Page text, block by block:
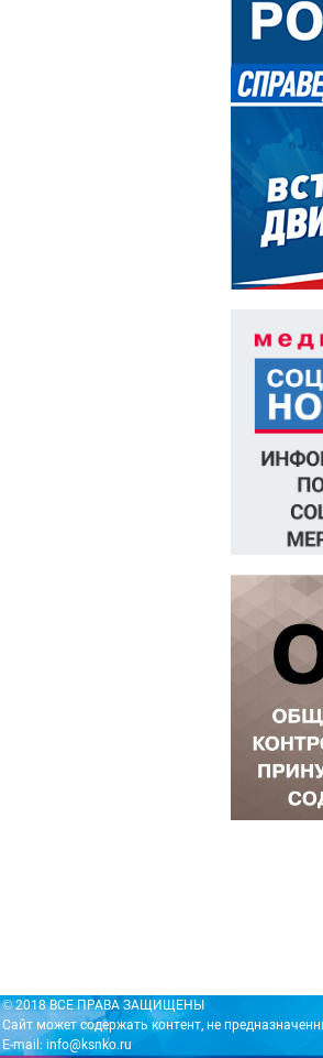
© 2018 ВСЕ ПРАВА ЗАЩИЩЕНЫ
Сайт может содержать контент, не
E-mail: info@ksnko.ru